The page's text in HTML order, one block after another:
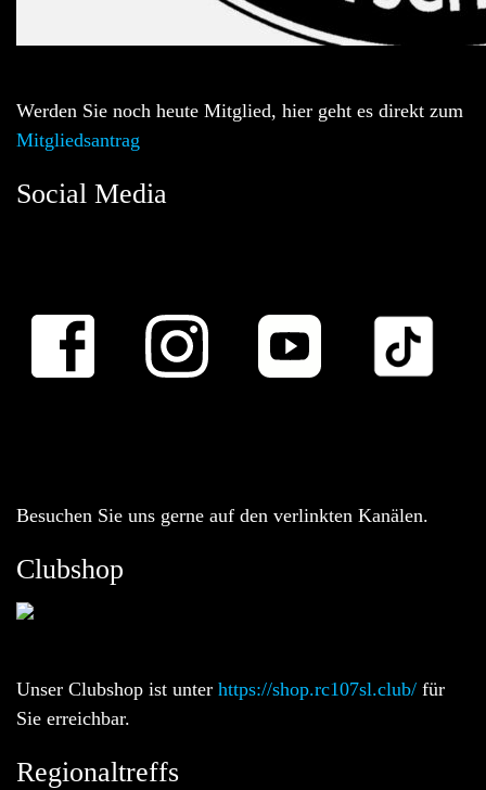
Werden Sie noch heute Mitglied, hier geht es direkt zum
Mitgliedsantrag
Social Media
Besuchen Sie uns gerne auf den verlinkten Kanälen.
Clubshop
Unser Clubshop ist unter https://shop.rc107sl.club/ für
Sie erreichbar.
Regionaltreffs